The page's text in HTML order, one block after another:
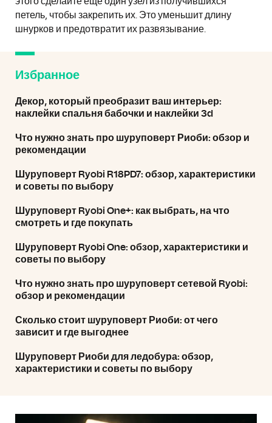
петель, чтобы закрепить их. Это уменьшит длину
шнурков и предотвратит их развязывание.
Избранное
Декор, который преобразит ваш интерьер:
наклейки спальня бабочки и наклейки 3d
Что нужно знать про шуруповерт Риоби: обзор и
рекомендации
Шуруповерт Ryobi R18PD7: обзор, характеристики
и советы по выбору
Шуруповерт Ryobi One+: как выбрать, на что
смотреть и где покупать
Шуруповерт Ryobi One: обзор, характеристики и
советы по выбору
Что нужно знать про шуруповерт сетевой Ryobi:
обзор и рекомендации
Сколько стоит шуруповерт Риоби: от чего
зависит и где выгоднее
Шуруповерт Риоби для ледобура: обзор,
характеристики и советы по выбору